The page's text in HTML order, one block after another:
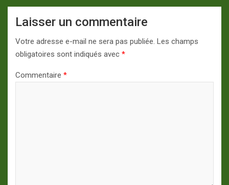
Laisser un commentaire
Votre adresse e-mail ne sera pas publiée. Les champs
obligatoires sont indiqués avec *
Commentaire *